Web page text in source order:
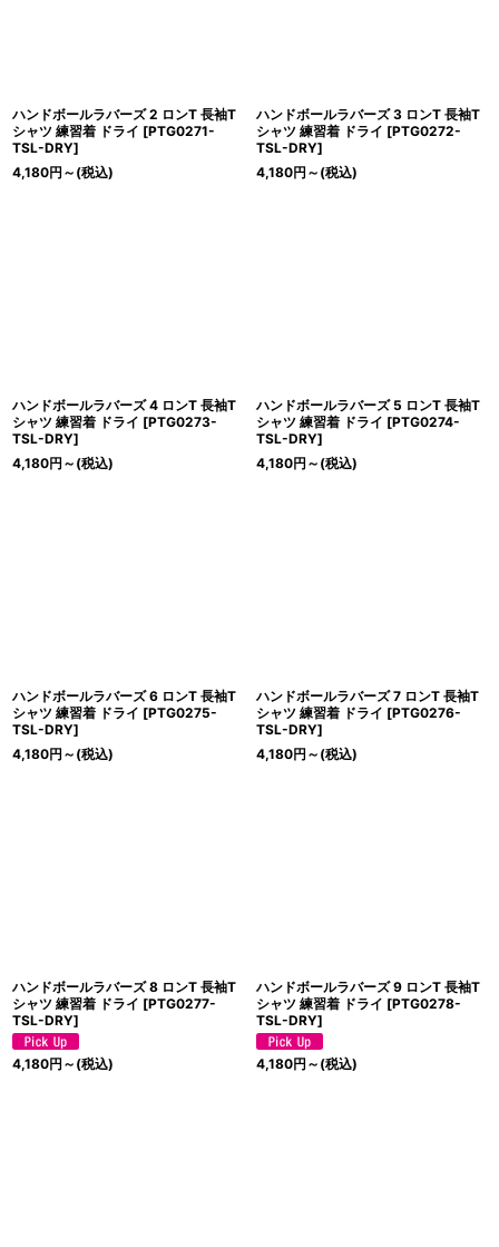
ハンドボールラバーズ 2 ロンT 長袖T
シャツ 練習着 ドライ [PTG0271-
TSL-DRY]
4,180円 ～ (税込)
ハンドボールラバーズ 3 ロンT 長袖T
シャツ 練習着 ドライ [PTG0272-
TSL-DRY]
4,180円 ～ (税込)
ハンドボールラバーズ 4 ロンT 長袖T
シャツ 練習着 ドライ [PTG0273-
TSL-DRY]
4,180円 ～ (税込)
ハンドボールラバーズ 5 ロンT 長袖T
シャツ 練習着 ドライ [PTG0274-
TSL-DRY]
4,180円 ～ (税込)
ハンドボールラバーズ 6 ロンT 長袖T
シャツ 練習着 ドライ [PTG0275-
TSL-DRY]
4,180円 ～ (税込)
ハンドボールラバーズ 7 ロンT 長袖T
シャツ 練習着 ドライ [PTG0276-
TSL-DRY]
4,180円 ～ (税込)
ハンドボールラバーズ 8 ロンT 長袖T
シャツ 練習着 ドライ [PTG0277-
TSL-DRY]
4,180円 ～ (税込)
ハンドボールラバーズ 9 ロンT 長袖T
シャツ 練習着 ドライ [PTG0278-
TSL-DRY]
4,180円 ～ (税込)